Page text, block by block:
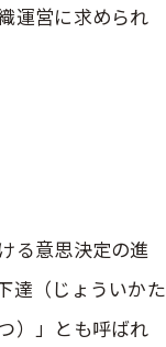
運営に求められ
る意思決定の進
達（じょういかた
）」とも呼ばれ